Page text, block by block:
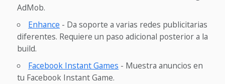
AdMob.
Enhance - Da soporte a varias redes publicitarias
diferentes. Requiere un paso adicional posterior a la
build.
Facebook Instant Games - Muestra anuncios en
tu Facebook Instant Game.